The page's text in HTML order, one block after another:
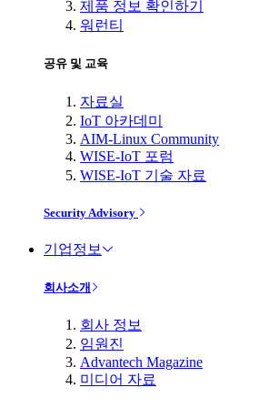
제품 정보 확인하기
워런티
공유 및 교육
자료실
IoT 아카데미
AIM-Linux Community
WISE-IoT 포럼
WISE-IoT 기술 자료
Security Advisory
기업정보
회사소개
회사 정보
임원진
Advantech Magazine
미디어 자료